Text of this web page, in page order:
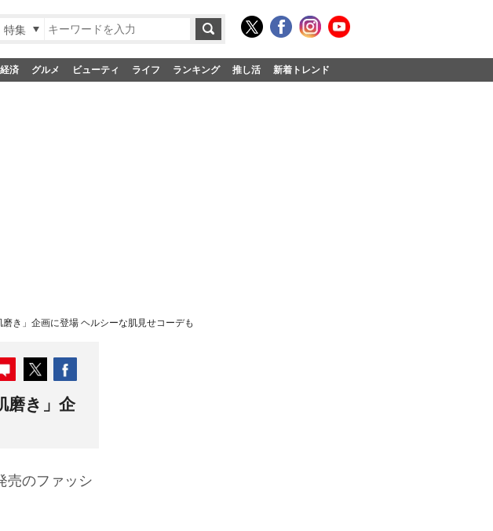
特集
済 グルメ ビューティ ライフ ランキング 推し活 新着トレンド
き」企画に登場 ヘルシーな肌見せコーデも
磨き」企
売のファッシ